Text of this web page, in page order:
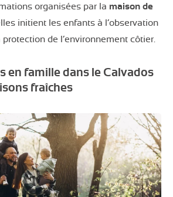
organisées par la maison de
initient les enfants à l’observation
protection de l’environnement côtier.
en famille dans le Calvados
fraîches